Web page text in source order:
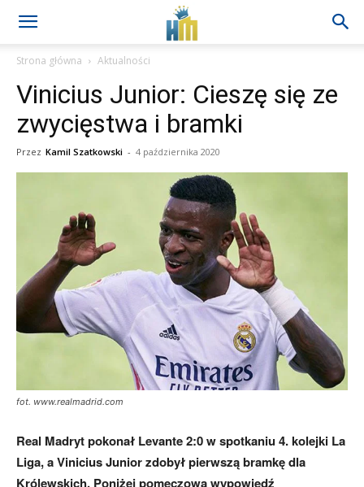
Strona główna Aktualności
Vinicius Junior: Cieszę się ze
zwycięstwa i bramki
Przez Kamil Szatkowski - 4 października 2020
fot. www.realmadrid.com
Real Madryt pokonał Levante 2:0 w spotkaniu 4. kolejki La
Liga, a Vinicius Junior zdobył pierwszą bramkę dla
Królewskich. Poniżej pomeczowa wypowiedź